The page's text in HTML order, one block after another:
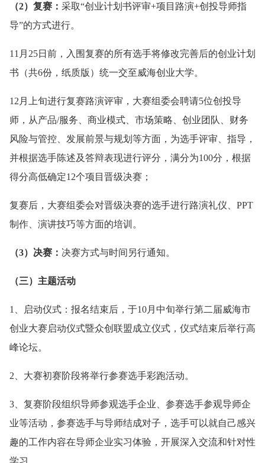
（2）复赛： 采取“创业计划书评审+项目路演+创投导师指
导”的方式进行。
11月25日前，入围复赛的所有选手将修改完善后的创业计划
书（共6份，纸质版）统一交至威海创业大学。
12月上旬进行复赛路演评审，大赛组委会聘请5位创投导
师，从产品/服务、商业模式、市场策略、创业团队、财务
风险与管控、发展前景与规划等方面，为选手评审、指导，
并根据选手陈述及答辩表现进行评分，满分为100分，根据
得分高低确定12个项目晋级决赛；
复赛后，大赛组委会对晋级决赛的选手进行路演礼仪、PPT
制作、演讲技巧等方面的培训。
（3）决赛： 决赛方式与时间另行通知。
（三）主题活动
1、启动仪式：报名结束后，于10月中旬举行第二届威海市
创业大赛启动仪式暨众创联盟成立仪式，仪式结束后举行高
峰论坛。
2、大赛初赛阶段将举行参赛选手彩跑活动。
3、复赛阶段组织导师参观选手企业、参赛选手参观导师企
业等活动，参赛选手与导师结成对子，选手可以就自己感兴
趣的工作内容在导师企业实习体验，开展深入交流和针对性
学习。